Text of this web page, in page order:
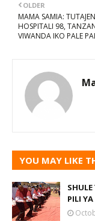
OLDER
MAMA SAMIA:
HOSPITALI 98,
VIWANDA IKO PALE
YOU MAY LIKE
PILI